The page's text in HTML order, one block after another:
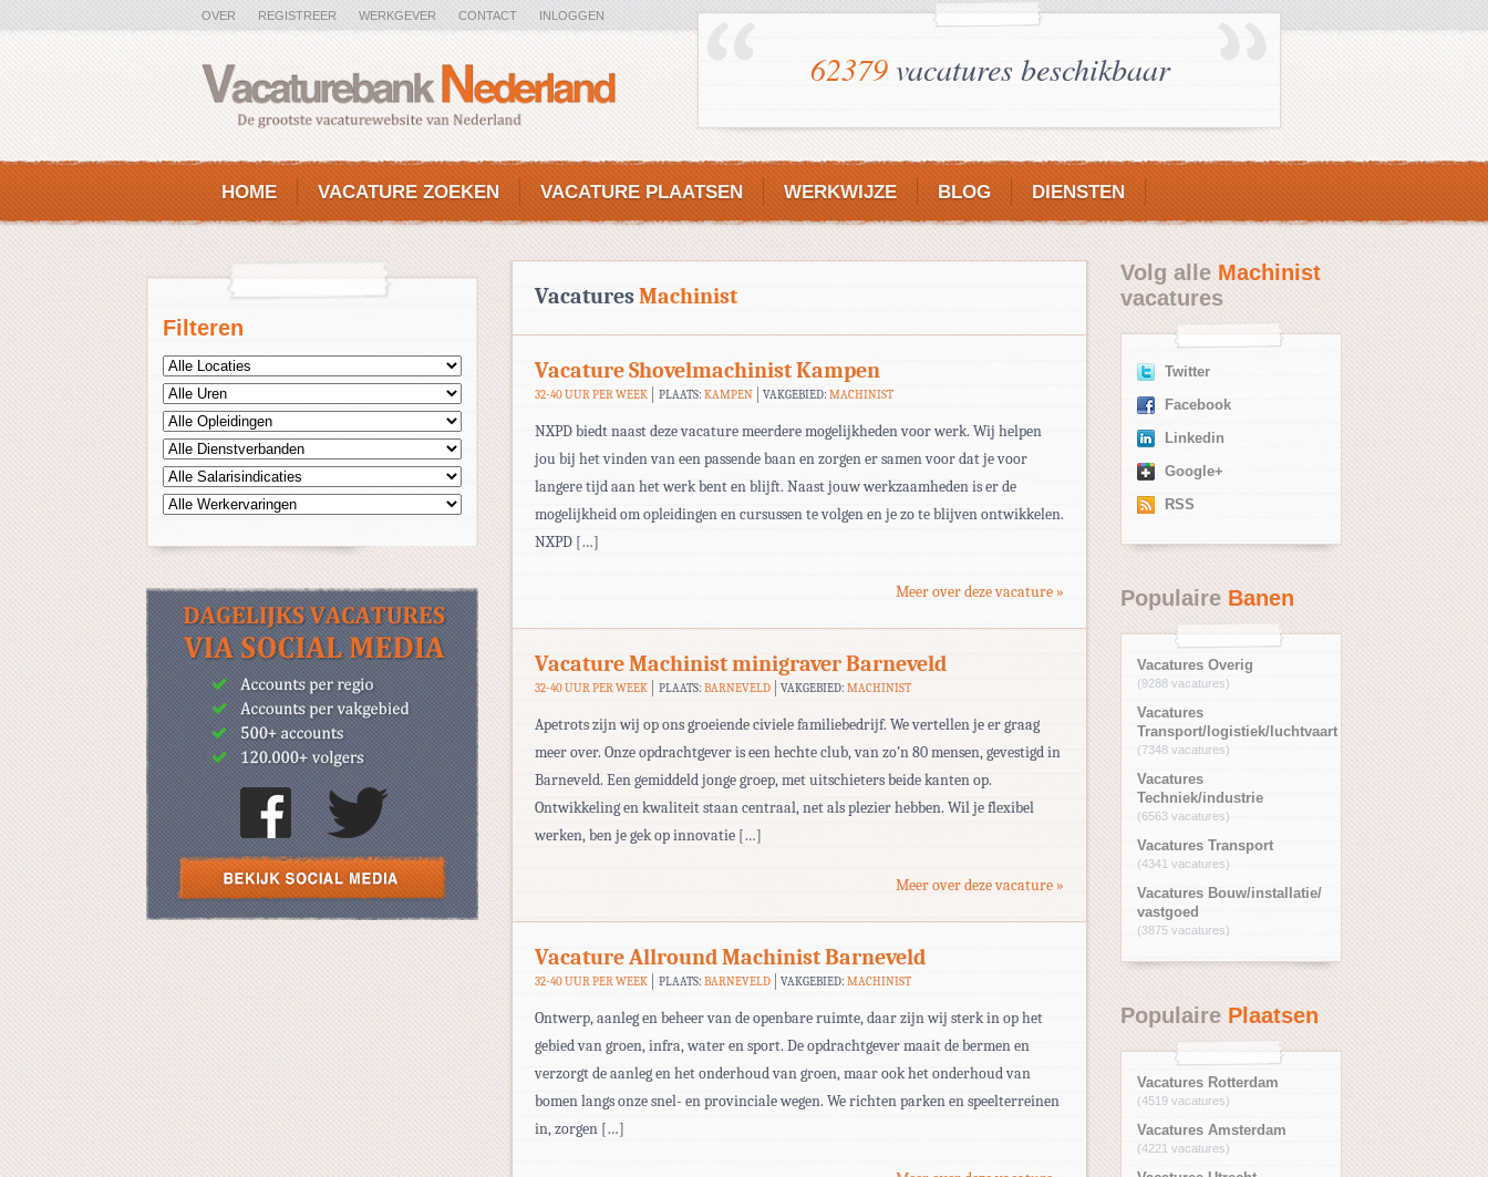
OVER REGISTREER WERKGEVER CONTACT INLOGGEN
62379vacatures beschikbaar
HOME VACATURE ZOEKEN VACATURE PLAATSEN WERKWIJZE BLOG DIENSTEN
Filteren
VacaturesMachinist
Vacature Shovelmachinist Kampen
32-40 UUR PER WEEK PLAATS: KAMPEN VAKGEBIED:MACHINIST
NXPD biedt naast deze vacature meerdere mogelijkheden voor werk. Wij helpen
jou bij het vinden van een passende baan en zorgen er samen voor dat je voor
langere tijd aan het werk bent en blijft. Naast jouw werkzaamheden is er de
mogelijkheid om opleidingen en cursussen te volgen en je zo te blijven ontwikkelen.
NXPD […]
Meer over deze vacature »
Vacature Machinist minigraver Barneveld
32-40 UUR PER WEEK PLAATS: BARNEVELD VAKGEBIED:MACHINIST
Apetrots zijn wij op ons groeiende civiele familiebedrijf. We vertellen je er graag
meer over. Onze opdrachtgever is een hechte club, van zo’n 80 mensen, gevestigd in
Barneveld. Een gemiddeld jonge groep, met uitschieters beide kanten op.
Ontwikkeling en kwaliteit staan centraal, net als plezier hebben. Wil je flexibel
werken, ben je gek op innovatie […]
Meer over deze vacature »
Vacature Allround Machinist Barneveld
32-40 UUR PER WEEK PLAATS: BARNEVELD VAKGEBIED:MACHINIST
Ontwerp, aanleg en beheer van de openbare ruimte, daar zijn wij sterk in op het
gebied van groen, infra, water en sport. De opdrachtgever maait de bermen en
verzorgt de aanleg en het onderhoud van groen, maar ook het onderhoud van
bomen langs onze snel- en provinciale wegen. We richten parken en speelterreinen
in, zorgen […]
Volg alleMachinist
vacatures
Twitter
Facebook
Linkedin
Google+
RSS
PopulaireBanen
Vacatures Overig
(9288 vacatures)
Vacatures
Transport/logistiek/luchtvaart
(7348 vacatures)
Vacatures
Techniek/industrie
(6563 vacatures)
Vacatures Transport
(4341 vacatures)
Vacatures Bouw/installatie/
vastgoed
(3875 vacatures)
Populaire Plaatsen
Vacatures Rotterdam
(4519 vacatures)
Vacatures Amsterdam
(4221 vacatures)